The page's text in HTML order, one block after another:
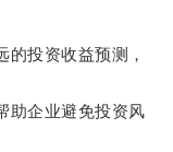
投资收益预测，
企业避免投资风